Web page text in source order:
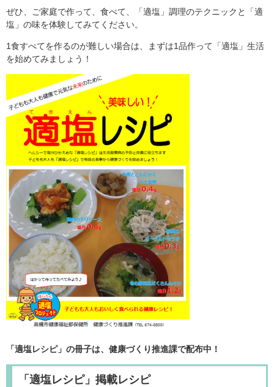
ぜひ、ご家庭で作って、食べて、「適塩」調理のテクニックと「適
塩」の味を体験してみてください。
1食すべてを作るのが難しい場合は、まずは1品作って「適塩」生活
を始めてみましょう！
「適塩レシピ」の冊子は、健康づくり推進課で配布中！
「適塩レシピ」掲載レシピ